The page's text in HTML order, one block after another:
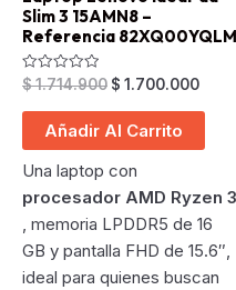
Slim 3 15AMN8 –
Referencia 82XQ00YQLM
Valorado
en
0
$1.714.900 Original
was:
$ 1.714.900.
$ 1.700.000
$
Añadir Al Carrito
Una laptop con
procesador AMD Ryzen 3
, memoria LPDDR5 de 16
GB y pantalla FHD de 15.6″,
ideal para quienes buscan